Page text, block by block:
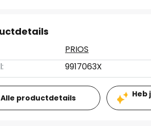
PRIOS
9917063X
Alle productdetails
Heb